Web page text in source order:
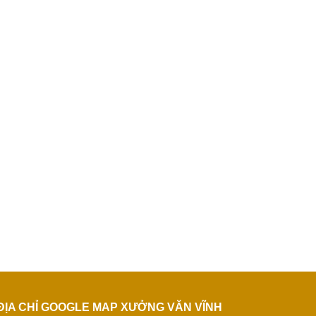
CHỈ GOOGLE MAP XƯỞNG VĂN VĨNH